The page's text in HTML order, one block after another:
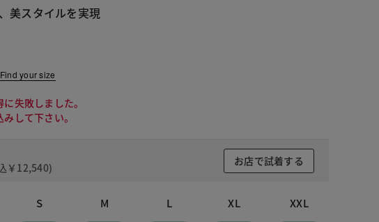
美スタイルを実現
Find your size
失敗しました。
して下さい。
￥12,540)
お店で試着する
S M L XL XXL